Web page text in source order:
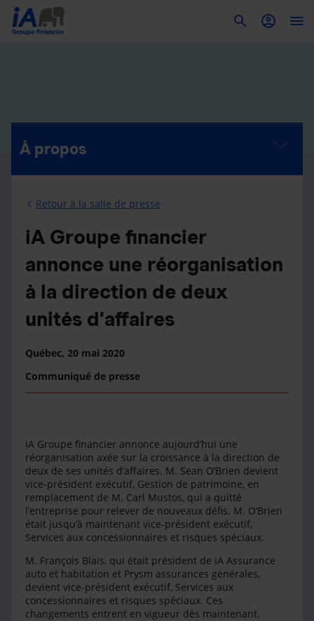
À propos
Retour à la salle de presse
iA Groupe financier
annonce une réorganisation
à la direction de deux
unités d’affaires
Québec, 20 mai 2020
Communiqué de presse
iA Groupe financier annonce aujourd’hui une
réorganisation axée sur la croissance à la direction de
deux de ses unités d’affaires. M. Sean O’Brien devient
vice-président exécutif, Gestion de patrimoine, en
remplacement de M. Carl Mustos, qui a quitté
l’entreprise pour relever de nouveaux défis. M. O’Brien
était jusqu’à maintenant vice-président exécutif,
Services aux concessionnaires et risques spéciaux.
M. François Blais, qui était président de iA Assurance
auto et habitation et Prysm assurances générales,
devient vice-président exécutif, Services aux
concessionnaires et risques spéciaux. Ces
changements entrent en vigueur dès maintenant.